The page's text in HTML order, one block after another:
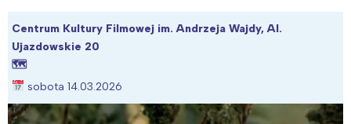
Centrum Kultury Filmowej im. Andrzeja Wajdy, Al.
Ujazdowskie 20
🗺
sobota 14.03.2026